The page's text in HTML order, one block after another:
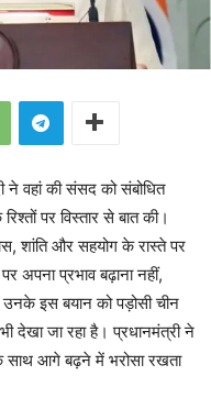
ने वहां की संसद को संबोधित
पर विस्तार से बात की।
शांति और सहयोग के रास्ते पर
अपना प्रभाव बढ़ाना नहीं,
इस बयान को पड़ोसी चीन
भी देखा जा रहा है। प्रधानमंत्री ने
साथ आगे बढ़ने में भरोसा रखता